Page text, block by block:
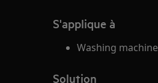
S'applique à
Washing machine
Solution